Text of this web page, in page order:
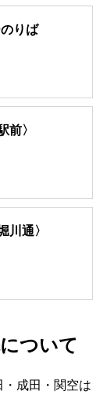
りば
前〉
川通〉
ついて
成田・関空は